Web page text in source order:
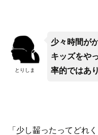
とりしま
少々時間が
キッズをや
率的ではあ
「少し齧ったってどれく